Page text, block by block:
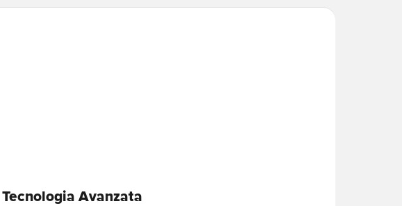
Tecnologia Avanzata